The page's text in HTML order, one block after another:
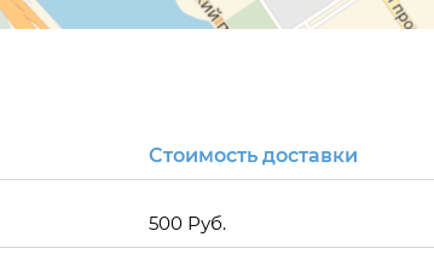
Стоимость доставки
500 Руб.